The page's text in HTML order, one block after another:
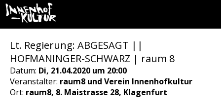
Lt. Regierung: ABGESAGT ||
HOFMANINGER-SCHWARZ | raum 8
Datum: Di, 21.04.2020 um 20:00
Veranstalter: raum8 und Verein Innenhofkultur
Ort: raum8, 8. Maistrasse 28, Klagenfurt